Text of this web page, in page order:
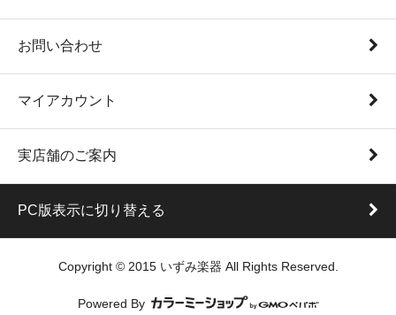
お問い合わせ
マイアカウント
実店舗のご案内
PC版表示に切り替える
Copyright © 2015 いずみ楽器 All Rights Reserved.
Powered By